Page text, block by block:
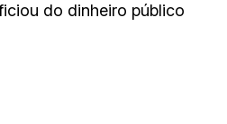
do dinheiro público